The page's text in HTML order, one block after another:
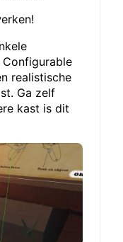
realistische
Ga zelf
kast is dit